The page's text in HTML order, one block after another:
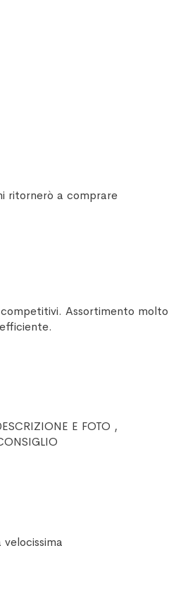
ritornerò a comprare
Assortimento molto
E FOTO ,